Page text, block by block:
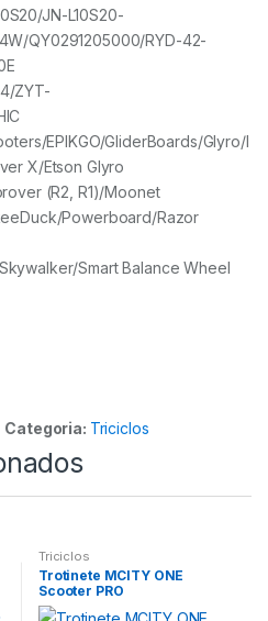
JN-L10S20-
QY0291205000/RYD-42-
ZYT-
EPIKGO/GliderBoards/Glyro/I
X/Etson Glyro
(R2, R1)/Moonet
Powerboard/Razor
Smart Balance Wheel
Categoria: Triciclos
Triciclos
Trotinete MCITY ONE
Scooter PRO